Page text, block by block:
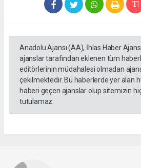
Anadolu Ajansı (AA), İhlas Haber
ajanslar tarafından eklenen tüm
editörlerinin müdahalesi olmadan
çekilmektedir. Bu haberlerde yer alan
haberi geçen ajanslar olup sitemizin
tutulamaz.